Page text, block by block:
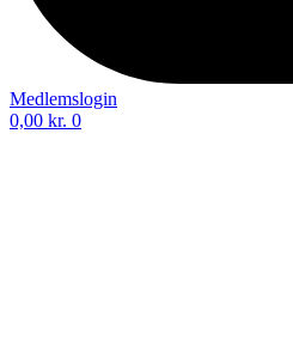
Medlemslogin
0,00 kr. 0